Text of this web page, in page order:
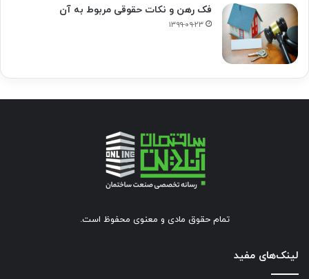
فک‌ رهن و نکات حقوقی مربوط به آن
۱۳۹۹-۰۹-۲۳
تمام حقوق مادی و معنوی محفوظ است.
لینک‌های مفید